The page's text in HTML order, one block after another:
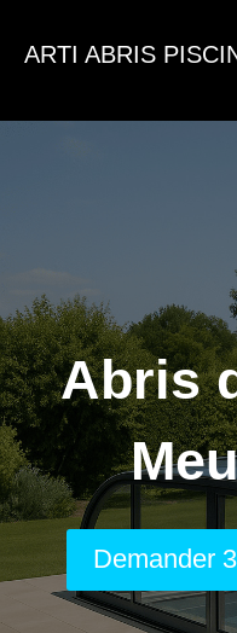
ARTI ABRIS
Abris
Demander